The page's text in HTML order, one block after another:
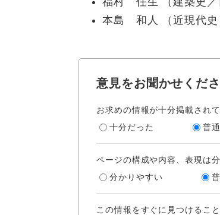
本島 和人 （近現代史
意見をお聞かせくだ
お求めの情報が十分掲載され
十分だった
普通
ページの構成や内容、表現は
分かりやすい
この情報をすぐに見つけるこ